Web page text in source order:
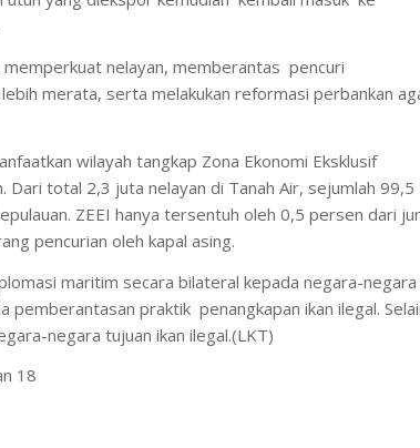
nelayan, memberantas pencuri
merata, serta melakukan reformasi perbankan
wilayah tangkap Zona Ekonomi Eksklusif
total 2,3 juta nelayan di Tanah Air, sejumlah 99,5
ZEEI hanya tersentuh oleh 0,5 persen dari
pencurian oleh kapal asing.
maritim secara bilateral kepada negara-negara
pemberantasan praktik penangkapan ikan ilegal.
negara tujuan ikan ilegal.(LKT)
18